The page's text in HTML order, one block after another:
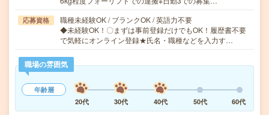
応募資格
職種未経験OK / ブランクOK / 英語力不要
◆未経験OK！〇まずは事前登録だけでもOK！履歴書不要
で気軽にオンライン登録★氏名・職種などを入力す…
職場の雰囲気
年齢層
20代
30代 40代 50代 60代